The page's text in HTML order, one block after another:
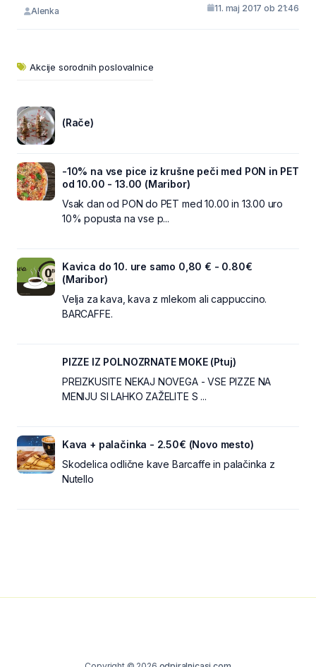
Alenka 11. maj 2017 ob 21:46
Akcije sorodnih poslovalnice
(Rače)
-10% na vse pice iz krušne peči med PON in PET
od 10.00 - 13.00 (Maribor)
Vsak dan od PON do PET med 10.00 in 13.00 uro
10% popusta na vse p...
Kavica do 10. ure samo 0,80 € - 0.80€
(Maribor)
Velja za kava, kava z mlekom ali cappuccino.
BARCAFFE.
PIZZE IZ POLNOZRNATE MOKE (Ptuj)
PREIZKUSITE NEKAJ NOVEGA - VSE PIZZE NA
MENIJU SI LAHKO ZAŽELITE S ...
Kava + palačinka - 2.50€ (Novo mesto)
Skodelica odlične kave Barcaffe in palačinka z
Nutello